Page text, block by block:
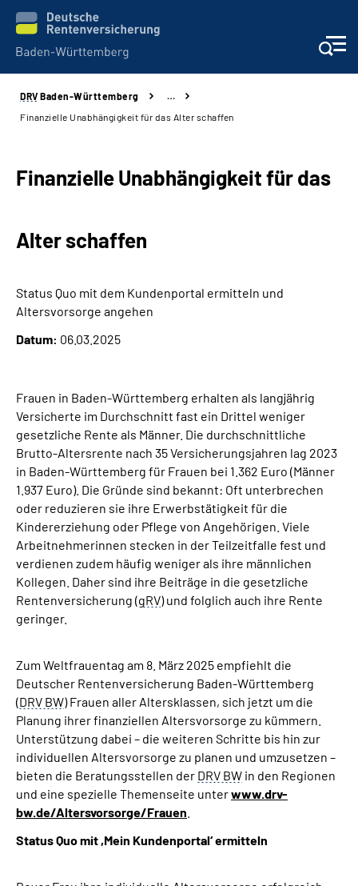
Beratung und Kontakt
Karriere
Leichte Sprache
Suche
Mein Kundenportal
DRV Baden-Württemberg
…
Finanzielle Unabhängigkeit für das Alter schaffen
Finanzielle Unabhängigkeit für das
Alter schaffen
Status Quo mit dem Kundenportal ermitteln und
Altersvorsorge angehen
Datum: 06.03.2025
Frauen in Baden-Württemberg erhalten als langjährig
Versicherte im Durchschnitt fast ein Drittel weniger
gesetzliche Rente als Männer. Die durchschnittliche
Brutto-Altersrente nach 35 Versicherungsjahren lag 2023
in Baden-Württemberg für Frauen bei 1.362 Euro (Männer
1.937 Euro). Die Gründe sind bekannt: Oft unterbrechen
oder reduzieren sie ihre Erwerbstätigkeit für die
Kindererziehung oder Pflege von Angehörigen. Viele
Arbeitnehmerinnen stecken in der Teilzeitfalle fest und
verdienen zudem häufig weniger als ihre männlichen
Kollegen. Daher sind ihre Beiträge in die gesetzliche
Rentenversicherung (gRV) und folglich auch ihre Rente
geringer.
Zum Weltfrauentag am 8. März 2025 empfiehlt die
Deutscher Rentenversicherung Baden-Württemberg
(DRV BW) Frauen aller Altersklassen, sich jetzt um die
Planung ihrer finanziellen Altersvorsorge zu kümmern.
Unterstützung dabei – die weiteren Schritte bis hin zur
individuellen Altersvorsorge zu planen und umzusetzen –
bieten die Beratungsstellen der DRV BW in den Regionen
und eine spezielle Themenseite unterwww.drv-
bw.de/Altersvorsorge/Frauen
Status Quo mit ,Mein Kundenportal‘ ermitteln